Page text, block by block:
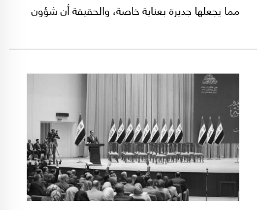
مما يجعلها جديرة بعناية خاصة، والحقيقة أن شؤون
تُعزَ إلى القرينة الأوسع، وهي جاراتها العربيات أولاً،
والقوى الأخرى ذات المصالح ثانياً".